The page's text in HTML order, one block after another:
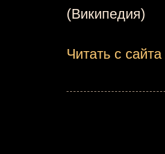
(Википедия)
Читать с сайта